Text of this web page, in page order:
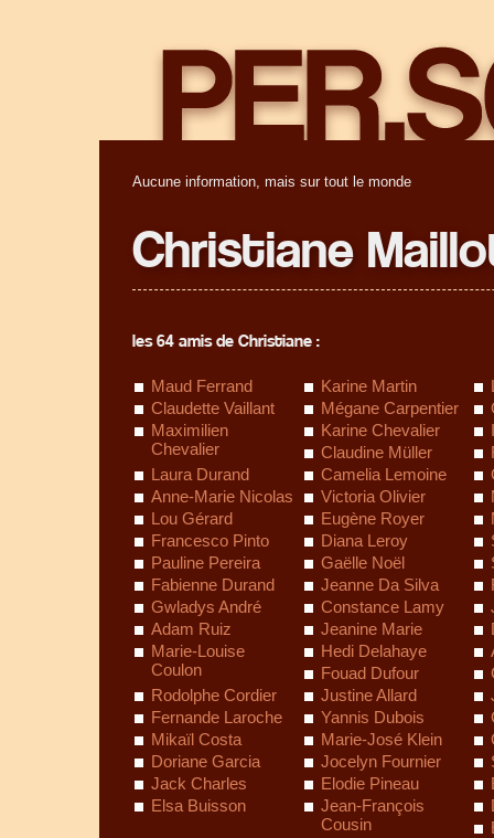
Aucune information, mais sur tout le monde
Christiane
les 64 amis de Christiane :
Maud Ferrand Karine Martin
Claudette Vaillant
Mégane Carpentier
Maximilien
Chevalier
Karine Chevalier
Claudine Müller
Laura Durand
Camelia Lemoine
Anne-Marie Nicolas
Victoria Olivier
Lou Gérard
Eugène Royer
Francesco Pinto
Diana Leroy
Pauline Pereira
Gaëlle Noël
Fabienne Durand
Jeanne Da Silva
Gwladys André
Constance Lamy
Adam Ruiz
Jeanine Marie
Marie-Louise
Coulon
Hedi Delahaye
Fouad Dufour
Rodolphe Cordier
Justine Allard
Fernande Laroche
Yannis Dubois
Mikaïl Costa
Marie-José Klein
Doriane Garcia
Jocelyn Fournier
Jack Charles
Elodie Pineau
Elsa Buisson
Jean-François
Cousin